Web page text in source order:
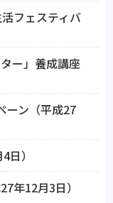
フェスティバ
ー」養成講座
ーン（平成27
）
年12月3日）